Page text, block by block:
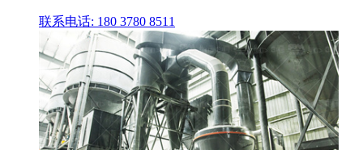
联系电话: 180 3780 8511